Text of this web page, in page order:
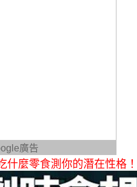
廣告
什麼零食測你的潛在性格